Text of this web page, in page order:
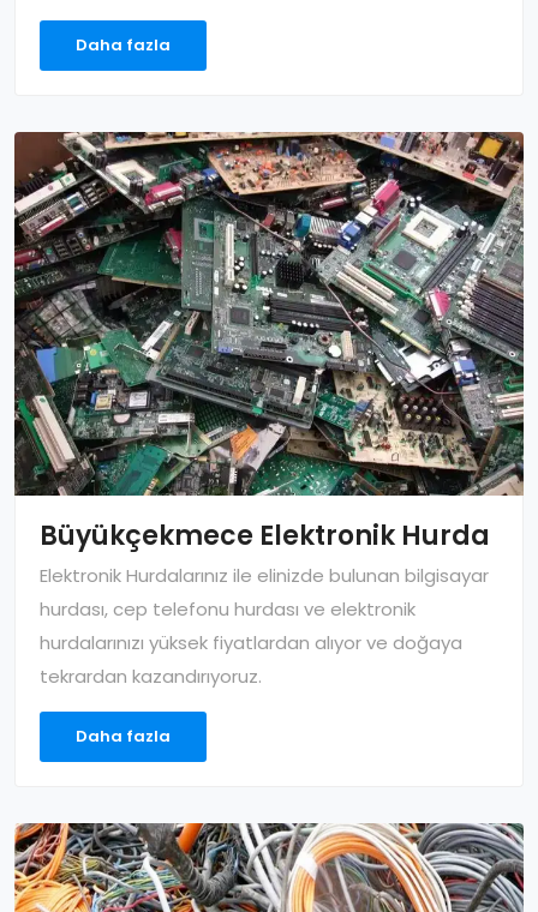
Daha fazla
Büyükçekmece Elektronik Hurda
Elektronik Hurdalarınız ile elinizde bulunan bilgisayar
hurdası, cep telefonu hurdası ve elektronik
hurdalarınızı yüksek fiyatlardan alıyor ve doğaya
tekrardan kazandırıyoruz.
Daha fazla